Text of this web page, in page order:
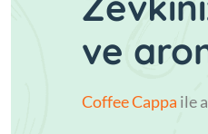
ve
Coffee Cappa ile